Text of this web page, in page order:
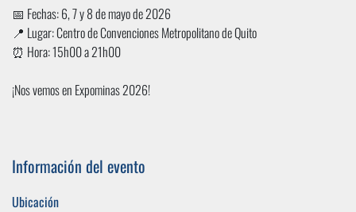
📅 Fechas: 6, 7 y 8 de mayo de 2026
📍 Lugar: Centro de Convenciones Metropolitano de Quito
⏰ Hora: 15h00 a 21h00
¡Nos vemos en Expominas 2026!
Información del evento
Ubicación